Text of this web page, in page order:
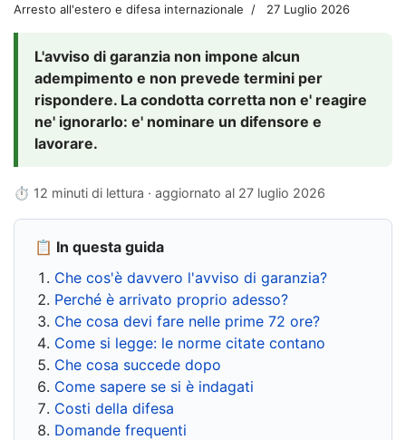
Arresto all'estero e difesa internazionale 27 Luglio 2026
L'avviso di garanzia non impone alcun
adempimento e non prevede termini per
rispondere. La condotta corretta non e' reagire
ne' ignorarlo: e' nominare un difensore e
lavorare.
⏱ 12 minuti di lettura · aggiornato al 27 luglio 2026
📋 In questa guida
Che cos'è davvero l'avviso di garanzia?
Perché è arrivato proprio adesso?
Che cosa devi fare nelle prime 72 ore?
Come si legge: le norme citate contano
Che cosa succede dopo
Come sapere se si è indagati
Costi della difesa
Domande frequenti